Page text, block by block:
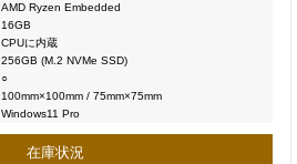
AMD Ryzen Embedded
16GB
CPUに内蔵
256GB (M.2 NVMe SSD)
○
100mm×100mm / 75mm×75mm
Windows11 Pro
在庫状況